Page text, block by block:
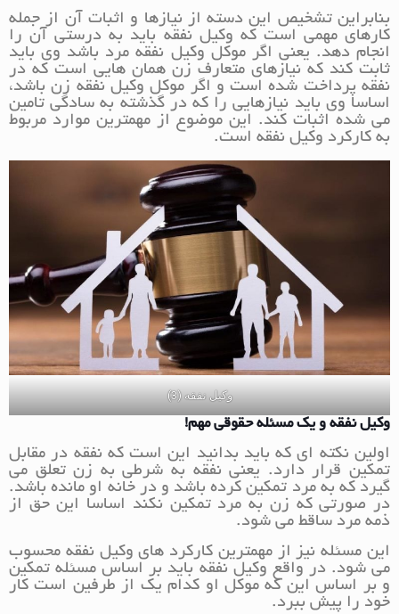
بنابراین تشخیص این دسته از نیازها و اثبات آن از جمله
کارهای مهمی است که وکیل نفقه باید به درستی آن را
انجام دهد. یعنی اگر موکل وکیل نفقه مرد باشد وی باید
ثابت کند که نیازهای متعارف زن همان هایی است که در
نفقه پرداخت شده است و اگر موکل وکیل نفقه زن باشد،
اساسا وی باید نیازهایی را که در گذشته به سادگی تامین
می شده اثبات کند. این موضوع از مهمترین موارد مربوط
به کارکرد وکیل نفقه است.
وکیل نفقه (3)
وکیل نفقه و یک مسئله حقوقی مهم!
اولین نکته ای که باید بدانید این است که نفقه در مقابل
تمکین قرار دارد. یعنی نفقه به شرطی به زن تعلق می
گیرد که به مرد تمکین کرده باشد و در خانه او مانده باشد.
در صورتی که زن به مرد تمکین نکند اساسا این حق از
ذمه مرد ساقط می شود.
این مسئله نیز از مهمترین کارکرد های وکیل نفقه محسوب
می شود. در واقع وکیل نفقه باید بر اساس مسئله تمکین
و بر اساس این که موکل او کدام یک از طرفین است کار
خود را پیش ببرد.